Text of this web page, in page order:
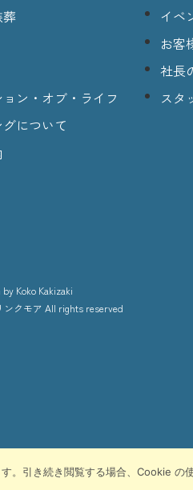
ン・オブ・ライフ
について
イベ
お客
社長
スタ
by Koko Kakizaki
ンクモア All rights reserved
。引き続き閲覧する場合、Cookie の